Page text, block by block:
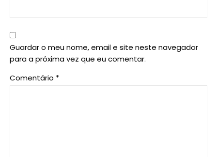
Guardar o meu nome, email e site neste navegador
para a próxima vez que eu comentar.
Comentário *